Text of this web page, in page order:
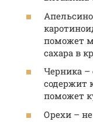
поможет
сахара в
Черника
содержит
поможет
Орехи –